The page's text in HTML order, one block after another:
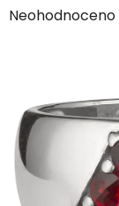
Průměrné
0,0
hvězdiček.
Neohodnoceno